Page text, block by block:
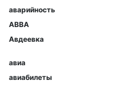
аварийность
АВВА
Авдеевка
авиа
авиабилеты